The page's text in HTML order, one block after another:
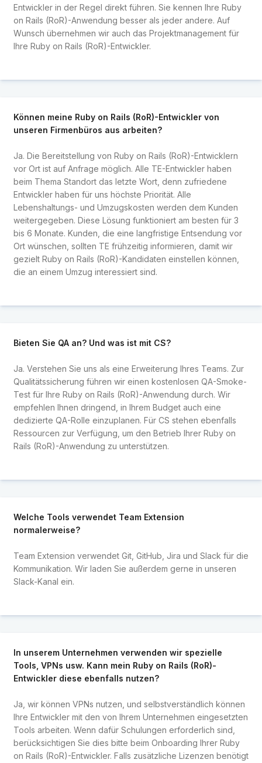
Entwickler in der Regel direkt führen. Sie kennen Ihre Ruby
on Rails (RoR)-Anwendung besser als jeder andere. Auf
Wunsch übernehmen wir auch das Projektmanagement für
Ihre Ruby on Rails (RoR)-Entwickler.
Können meine Ruby on Rails (RoR)-Entwickler von
unseren Firmenbüros aus arbeiten?
Ja. Die Bereitstellung von Ruby on Rails (RoR)-Entwicklern
vor Ort ist auf Anfrage möglich. Alle TE-Entwickler haben
beim Thema Standort das letzte Wort, denn zufriedene
Entwickler haben für uns höchste Priorität. Alle
Lebenshaltungs- und Umzugskosten werden dem Kunden
weitergegeben. Diese Lösung funktioniert am besten für 3
bis 6 Monate. Kunden, die eine langfristige Entsendung vor
Ort wünschen, sollten TE frühzeitig informieren, damit wir
gezielt Ruby on Rails (RoR)-Kandidaten einstellen können,
die an einem Umzug interessiert sind.
Bieten Sie QA an? Und was ist mit CS?
Ja. Verstehen Sie uns als eine Erweiterung Ihres Teams. Zur
Qualitätssicherung führen wir einen kostenlosen QA-Smoke-
Test für Ihre Ruby on Rails (RoR)-Anwendung durch. Wir
empfehlen Ihnen dringend, in Ihrem Budget auch eine
dedizierte QA-Rolle einzuplanen. Für CS stehen ebenfalls
Ressourcen zur Verfügung, um den Betrieb Ihrer Ruby on
Rails (RoR)-Anwendung zu unterstützen.
Welche Tools verwendet Team Extension
normalerweise?
Team Extension verwendet Git, GitHub, Jira und Slack für die
Kommunikation. Wir laden Sie außerdem gerne in unseren
Slack-Kanal ein.
In unserem Unternehmen verwenden wir spezielle
Tools, VPNs usw. Kann mein Ruby on Rails (RoR)-
Entwickler diese ebenfalls nutzen?
Ja, wir können VPNs nutzen, und selbstverständlich können
Ihre Entwickler mit den von Ihrem Unternehmen eingesetzten
Tools arbeiten. Wenn dafür Schulungen erforderlich sind,
berücksichtigen Sie dies bitte beim Onboarding Ihrer Ruby
on Rails (RoR)-Entwickler. Falls zusätzliche Lizenzen benötigt